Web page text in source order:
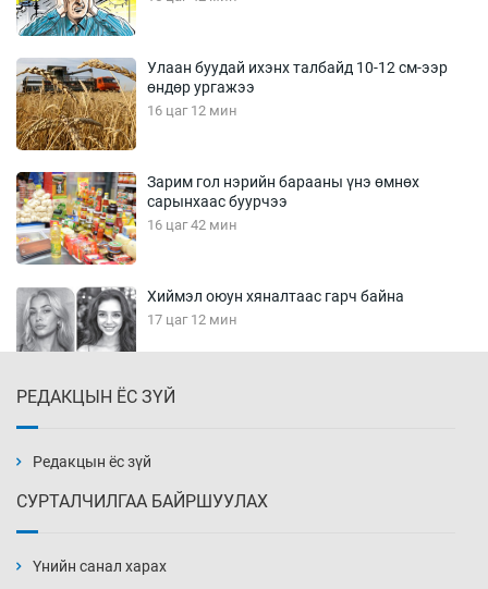
Улаан буудай ихэнх талбайд 10-12 см-ээр
өндөр ургажээ
16 цаг 12 мин
Зарим гол нэрийн барааны үнэ өмнөх
сарынхаас буурчээ
16 цаг 42 мин
Хиймэл оюун хяналтаас гарч байна
17 цаг 12 мин
17 цаг 42 мин
нэмэгджээ
РЕДАКЦЫН ЁС ЗҮЙ
Редакцын ёс зүй
СУРТАЛЧИЛГАА БАЙРШУУЛАХ
Үнийн санал харах